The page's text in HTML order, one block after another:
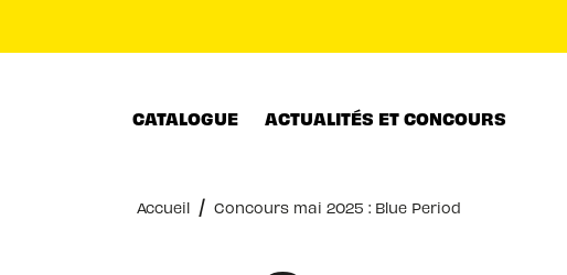
CATALOGUE ACTUALITÉS ET CONCOURS
Accueil / Concours mai 2025 : Blue Period